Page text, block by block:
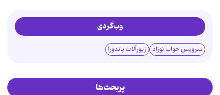
وب‌گردی
سرویس خواب نوزاد زیورآلات پاندورا
پربحث‌ها